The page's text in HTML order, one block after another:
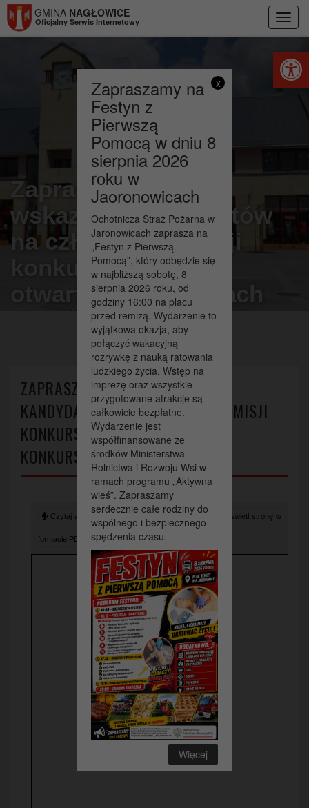
GMINA NAGŁOWICE
Oficjalny Serwis Internetowy
Zapraszamy do
wskazania kandydatów
na członków komisji
konkursowej w
otwartych konkursach
Aktualności >
Zapraszamy do wskazania kandydatów na członków komisji
konkursowej w otwartych konkursach ofert.
x
Zapraszamy na
Festyn z
Pierwszą
Pomocą w dniu 8
sierpnia 2026
roku w
Jaoronowicach
Ochotnicza Straż Pożarna w
Jaronowicach zaprasza na
„Festyn z Pierwszą
Pomocą”, który odbędzie się
w najbliższą sobotę, 8
sierpnia 2026 roku, od
godziny 16:00 na placu
przed remizą. Wydarzenie to
wyjątkowa okazja, aby
połączyć wakacyjną
rozrywkę z nauką ratowania
ludzkiego życia. Wstęp na
imprezę oraz wszystkie
przygotowane atrakcje są
całkowicie bezpłatne.
Wydarzenie jest
współfinansowane ze
środków Ministerstwa
Rolnictwa i Rozwoju Wsi w
ramach programu „Aktywna
wieś”. Zapraszamy
serdecznie całe rodziny do
wspólnego i bezpiecznego
spędzenia czasu.
Więcej
ZAPRASZAMY DO WSKAZANIA
KANDYDATÓW NA CZŁONKÓW KOMISJI
KONKURSOWEJ W OTWARTYCH
KONKURSACH OFERT.
Czytaj artykuł (lektor) Drukuj stronę Wyświetl stronę w
formacie PDF